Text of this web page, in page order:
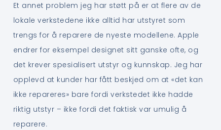
Et annet problem jeg har støtt på er at flere av de
lokale verkstedene ikke alltid har utstyret som
trengs for å reparere de nyeste modellene. Apple
endrer for eksempel designet sitt ganske ofte, og
det krever spesialisert utstyr og kunnskap. Jeg har
opplevd at kunder har fått beskjed om at «det kan
ikke repareres» bare fordi verkstedet ikke hadde
riktig utstyr – ikke fordi det faktisk var umulig å
reparere.